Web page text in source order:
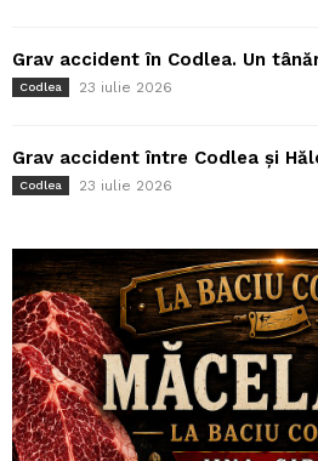
Grav accident în Codlea. Un
Codlea 23 iulie 2026
Grav accident între Codlea și
Codlea 23 iulie 2026